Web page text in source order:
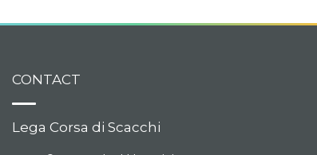
CONTACT
Lega Corsa di Scacchi